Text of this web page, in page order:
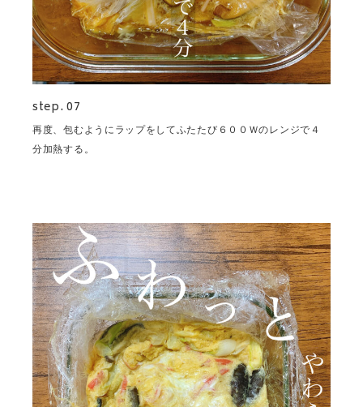
step. 07
再度、包むようにラップをしてふたたび６００Ｗのレンジで４
分加熱する。